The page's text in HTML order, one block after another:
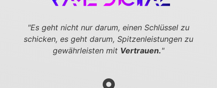
"Es geht nicht nur darum, einen Schlüssel zu
schicken, es geht darum, Spitzenleistungen zu
gewährleisten mit Vertrauen."